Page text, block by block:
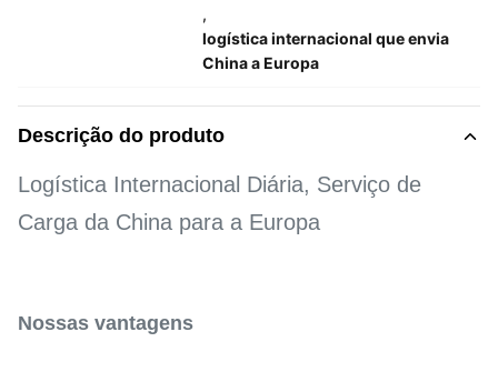
,
logística internacional que envia
China a Europa
Descrição do produto
Logística Internacional Diária, Serviço de
Carga da China para a Europa
Nossas vantagens